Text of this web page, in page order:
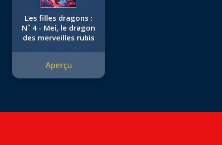
Les filles dragons :
N˚ 4 - Mei, le dragon
des merveilles rubis
Aperçu